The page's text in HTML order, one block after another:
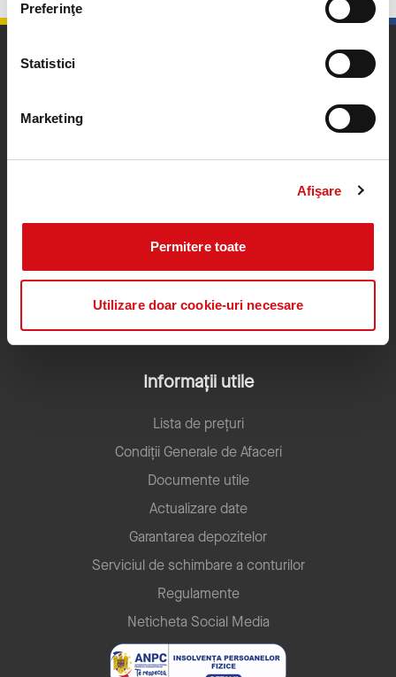
Preferinţe
Statistici
Marketing
Afişare
Permitere toate
Utilizare doar cookie-uri necesare
0212015555
Program: Luni - Vineri, 8:00 - 18:00
ROU.ProcreditCallCenter@procredit-group.com
Informații utile
Lista de prețuri
Condiții Generale de Afaceri
Documente utile
Actualizare date
Garantarea depozitelor
Serviciul de schimbare a conturilor
Regulamente
Neticheta Social Media